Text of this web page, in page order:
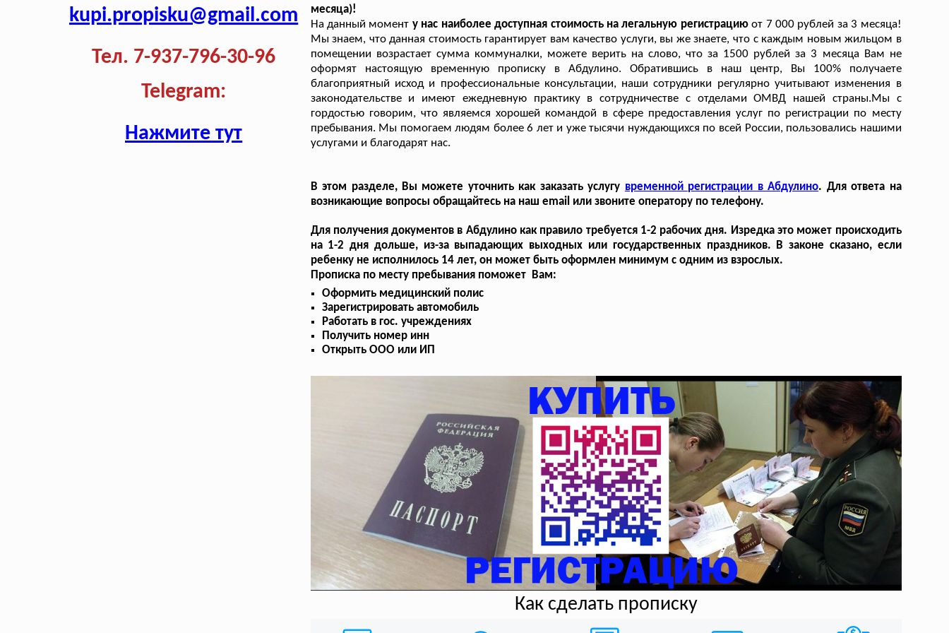
kupi.propisku@gmail.com
Тел. 7-937-796-30-96
Telegram:
Нажмите тут
месяца)!
На данный момент у нас наиболее доступная стоимость на легальную регистрациюот 7 000 рублей за 3 месяца!
Мы знаем, что данная стоимость гарантирует вам качество услуги, вы же знаете, что с каждым новым жильцом в
помещении возрастает сумма коммуналки, можете верить на слово, что за 1500 рублей за 3 месяца Вам не
оформят настоящую временную прописку в Абдулино. Обратившись в наш центр, Вы 100% получаете
благоприятный исход и профессиональные консультации, наши сотрудники регулярно учитывают изменения в
законодательстве и имеют ежедневную практику в сотрудничестве с отделами ОМВД нашей страны.Мы с
гордостью говорим, что являемся хорошей командой в сфере предоставления услуг по регистрации по месту
пребывания. Мы помогаем людям более 6 лет и уже тысячи нуждающихся по всей России, пользовались нашими
услугами и благодарят нас.
В этом разделе, Вы можете уточнить как заказать услугу временной регистрации в Абдулино. Для ответа на
возникающие вопросы обращайтесь на наш email или звоните оператору по телефону.
Для получения документов в Абдулино как правило требуется 1-2 рабочих дня. Изредка это может происходить
на 1-2 дня дольше, из-за выпадающих выходных или государственных праздников. В законе сказано, если
ребенку не исполнилось 14 лет, он может быть оформлен минимум с одним из взрослых.
Прописка по месту пребывания поможет Вам:
Оформить медицинский полис
Зарегистрировать автомобиль
Работать в гос. учреждениях
Получить номер инн
Открыть ООО или ИП
Как сделать прописку